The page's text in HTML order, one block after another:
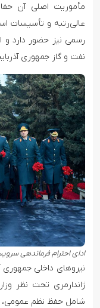
مأموریت اصلی آن
عالی‌رتبه و تأسیسات
رسمی نیز حضور دارد و
نفت و گاز جمهوری
ادای احترام فرماندهی سرویس
ژاندارمری تحت نظر
شامل حفظ نظم عمومی،